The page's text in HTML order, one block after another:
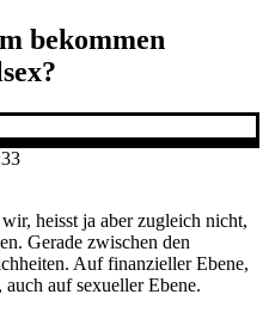
bekommen
heisst ja aber zugleich nicht,
Gerade zwischen den
Auf finanzieller Ebene,
auf sexueller Ebene.